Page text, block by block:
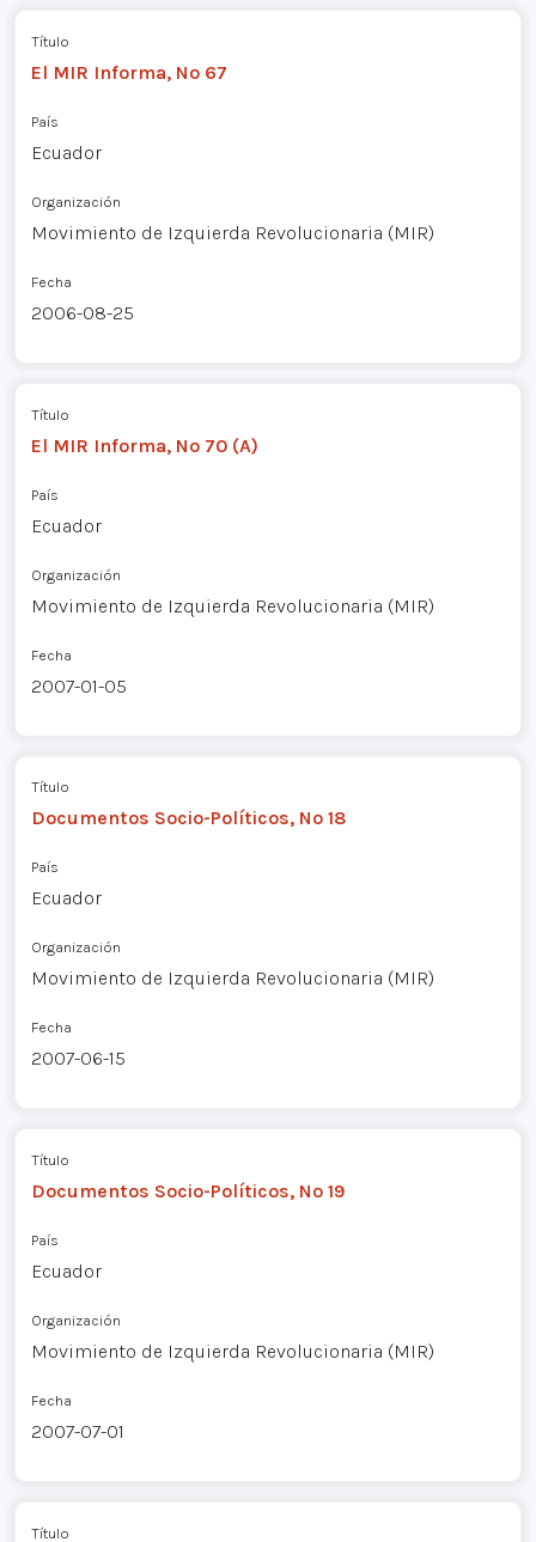
Título
El MIR Informa, Nº 67
País
Ecuador
Organización
Movimiento de Izquierda Revolucionaria (MIR)
Fecha
2006-08-25
Título
El MIR Informa, Nº 70 (A)
País
Ecuador
Organización
Movimiento de Izquierda Revolucionaria (MIR)
Fecha
2007-01-05
Título
Documentos Socio-Políticos, Nº 18
País
Ecuador
Organización
Movimiento de Izquierda Revolucionaria (MIR)
Fecha
2007-06-15
Título
Documentos Socio-Políticos, Nº 19
País
Ecuador
Organización
Movimiento de Izquierda Revolucionaria (MIR)
Fecha
2007-07-01
Título